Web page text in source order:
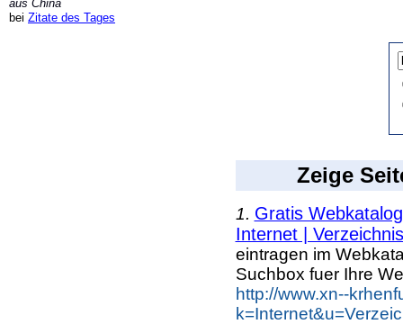
aus China
bei Zitate des Tages
Zeige
1. Gratis
Internet | Verzeichnis
eintragen im
Suchbox fuer Ihre
http://www.xn--